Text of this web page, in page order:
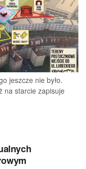
jeszcze nie było.
na starcie zapisuje